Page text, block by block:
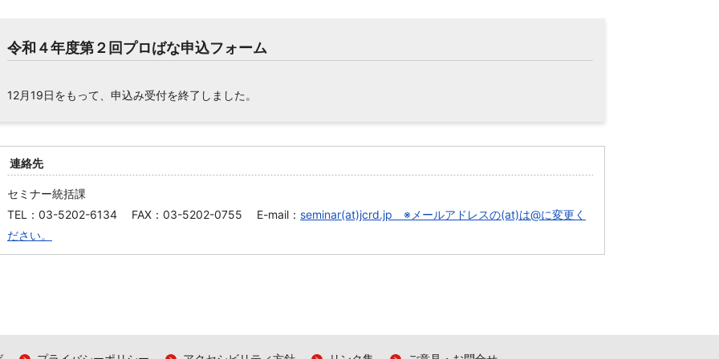
令和４年度第２回プロばな申込フォーム
12月19日をもって、申込み受付を終了しました。
連絡先
セミナー統括課
TEL：03-5202-6134 FAX：03-5202-0755 E-mail： seminar(at)jcrd.jp ※メールアドレスの(at)は@に変更く
ださい。